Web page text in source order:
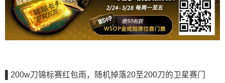
200w刀锦标赛红包雨，随机掉落20至200刀的卫星赛门